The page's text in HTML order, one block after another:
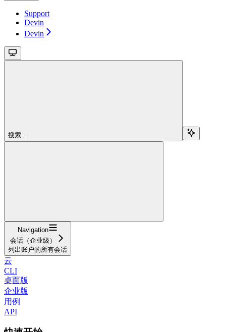
Support
Devin
Devin
搜索...
Navigation
会话（企业级）
列出账户的所有会话
云
CLI
桌面版
企业版
用例
API